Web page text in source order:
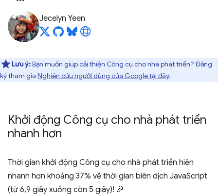
Jecelyn Yeen
Lưu ý:Bạn muốn giúp cải thiện Công cụ cho nhà phát triển? Đăng
ký tham gia Nghiên cứu người dùng của Google tại đây.
Khởi động Công cụ cho nhà phát triển
nhanh hơn
Thời gian khởi động Công cụ cho nhà phát triển hiện
nhanh hơn khoảng 37% về thời gian biên dịch JavaScript
(từ 6,9 giây xuống còn 5 giây)! 🎉